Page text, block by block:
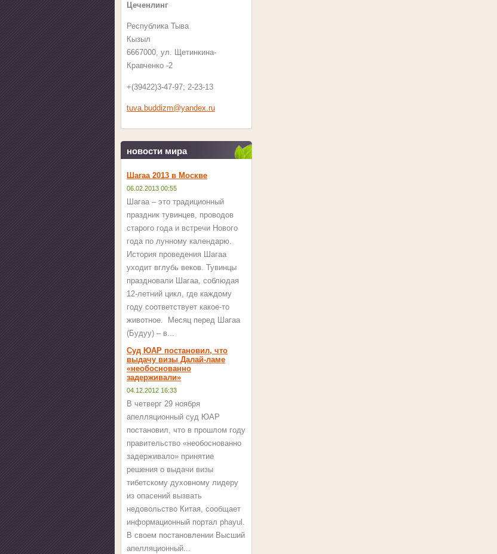
Цеченлинг
Республика Тыва
Кызыл
6667000, ул. Щетинкина-
Кравченко -2
+(39422)3-47-97; 2-23-13
tuva.buddizm@yandex.ru
новости мира
Шагаа 2013 в Москве
06.02.2013 00:55
Шагаа – это традиционный
праздник тувинцев, проводов
старого года и встречи Нового
года по лунному календарю.
История проведения Шагаа
уходит вглубь веков. Тувинцы
праздновали Шагаа, соблюдая
12-летний цикл, где каждому
году соответствует какое-то
животное. Месяц перед Шагаа
(Будуу) – в...
Суд ЮАР постановил, что
выдачу визы Далай-ламе
«необоснованно
задерживали»
04.12.2012 16:33
В четверг 29 ноября
апелляционный суд ЮАР
постановил, что в прошлом году
правительство «необоснованно
задерживало» принятие
решения о выдачи визы
тибетскому духовному лидеру
из опасений вызвать
недовольство Китая, сообщает
информационный портал phayul.
В своем постановлении Высший
апелляционный...